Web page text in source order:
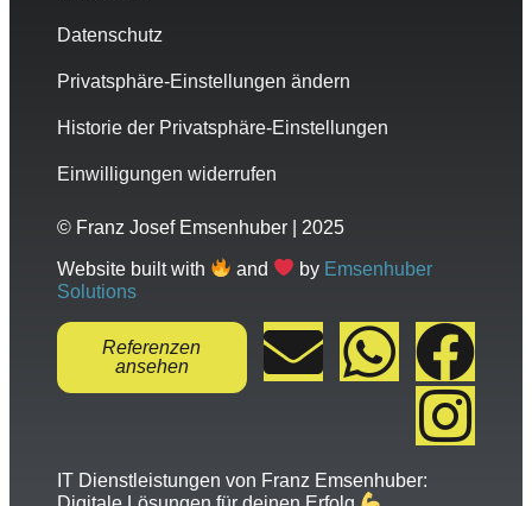
Datenschutz
Privatsphäre-Einstellungen ändern
Historie der Privatsphäre-Einstellungen
Einwilligungen widerrufen
© Franz Josef Emsenhuber | 2025
Website built with and by Emsenhuber
Solutions
Referenzen
ansehen
IT Dienstleistungen von Franz Emsenhuber: